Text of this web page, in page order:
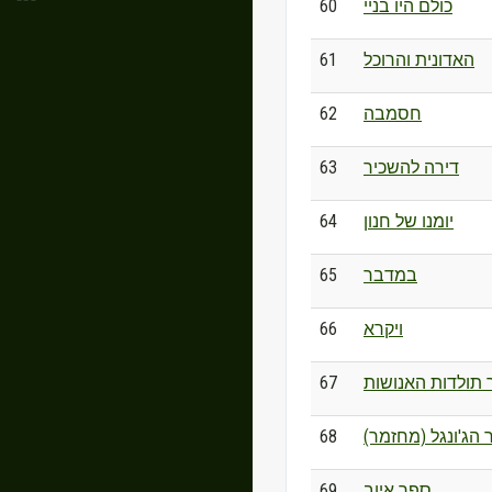
60 כולם היו בניי
61 האדונית והרוכל
62 חסמבה
63 דירה להשכיר
64 יומנו של חנון
65 במדבר
66 ויקרא
67 תולדות האנושות
68 הג'ונגל (מחזמר)